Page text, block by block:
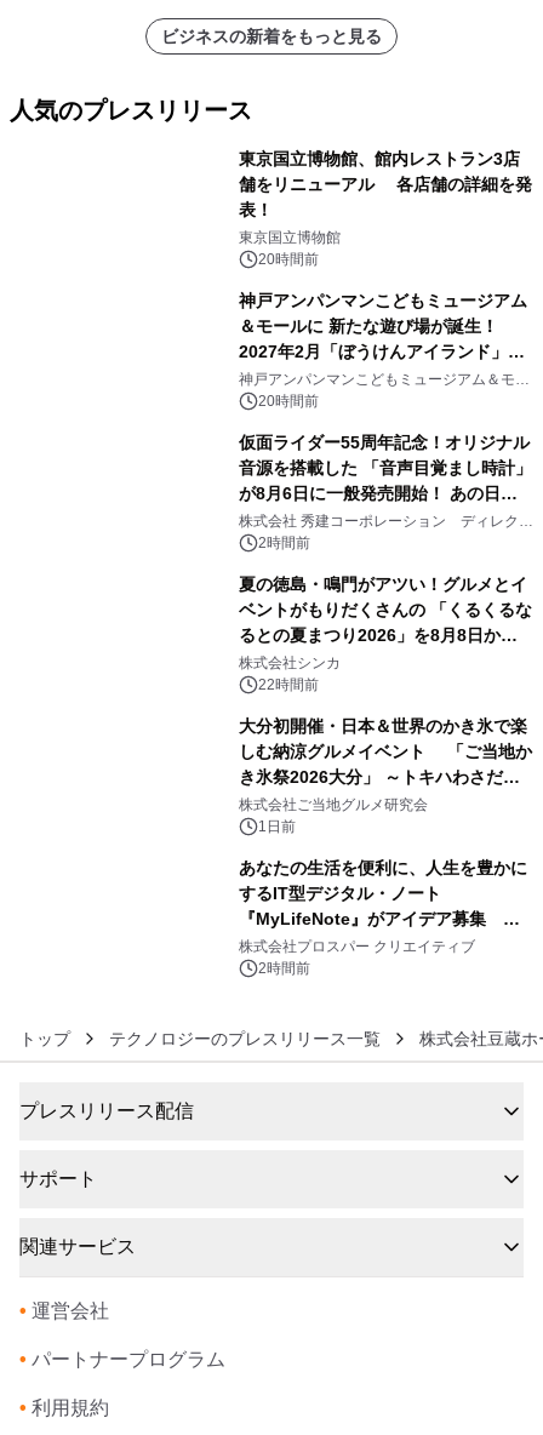
ビジネスの新着をもっと見る
人気のプレスリリース
東京国立博物館、館内レストラン3店
舗をリニューアル 各店舗の詳細を発
表！
東京国立博物館
20時間前
神戸アンパンマンこどもミュージアム
＆モールに 新たな遊び場が誕生！
2027年2月「ぼうけんアイランド」が
オープン
神戸アンパンマンこどもミュージアム＆モー
ル 20時間前
仮面ライダー55周年記念！オリジナル
音源を搭載した 「音声目覚まし時計」
が8月6日に一般発売開始！ あの日の
大興奮が今甦る
株式会社 秀建コーポレーション ディレクト
アートギャラリー
2時間前
夏の徳島・鳴門がアツい！グルメとイ
ベントがもりだくさんの 「くるくるな
るとの夏まつり2026」を8月8日から9
日間開催 ～夏限定メニューや大抽選
会、大学芋スティックの振る舞いも～
株式会社シンカ
22時間前
大分初開催・日本＆世界のかき氷で楽
しむ納涼グルメイベント 「ご当地か
き氷祭2026大分」 ～トキハわさだタ
ウンで8月21日～31日まで11日間限定
開催～
株式会社ご当地グルメ研究会
1日前
あなたの生活を便利に、人生を豊かに
するIT型デジタル・ノート
『MyLifeNote』がアイデア募集 優
秀賞100名に1年間無償試用
株式会社プロスパー クリエイティブ
2時間前
トップ テクノロジーのプレスリリース一覧 株式会社豆蔵
プレスリリース配信
サポート
関連サービス
• 運営会社
• パートナープログラム
• 利用規約